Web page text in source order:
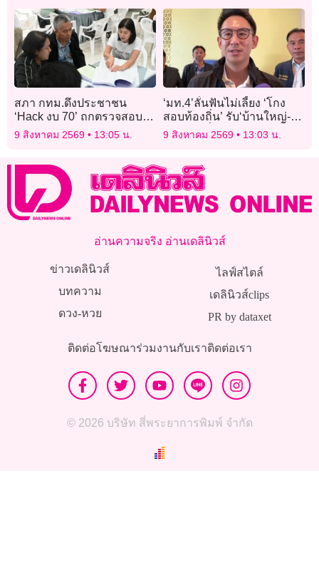
ประเทศได้
สภา กทม.ดึงประชาชน
‘Hack งบ 70’ ถกตรวจสอบ-
จับตาหลายโครงการไม่สม
9 สิงหาคม 2569 13:05 น.
‘มท.4’ลั่นฟันไม่เลี้ยง ‘โกง
สอบท้องถิ่น’ รับ‘บ้านใหญ่-
ขรก.’ มีเอี่ยว ยัน 31ส.ค.นี้
9 สิงหาคม 2569 13:03 น.
อ่านความจริง อ่านเดลินิวส์
ข่าวเดลินิวส์
บทความ
ดวง-หวย
ไลฟ์สไตล์
เดลินิวส์clips
PR by dataxet
ติดต่อโฆษณาร่วมงานกับเราติดต่อเรา
© 2026 บริษัท สี่พระยาการพิมพ์ จำกัด